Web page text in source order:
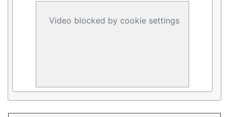
Video blocked by cookie settings